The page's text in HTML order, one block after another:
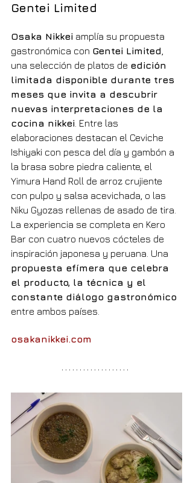
Gentei Limited
Osaka Nikkei amplía su propuesta
gastronómica con Gentei Limited
una selección de platos de edición
limitada disponible durante tres
meses que invita a descubrir
nuevas interpretaciones de la
cocina nikkei . Entre las
elaboraciones destacan el Ceviche
Ishiyaki con pesca del día y gambón a
la brasa sobre piedra caliente, el
Yimura Hand Roll de arroz crujiente
con pulpo y salsa acevichada, o las
Niku Gyozas rellenas de asado de tira.
La experiencia se completa en Kero
Bar con cuatro nuevos cócteles de
inspiración japonesa y peruana. Una
propuesta efímera que celebra
el producto, la técnica y el
constante diálogo gastronómico
entre ambos países.
osakanikkei.com